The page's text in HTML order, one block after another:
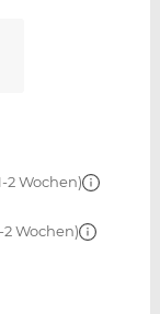
2 Wochen)
Wochen)